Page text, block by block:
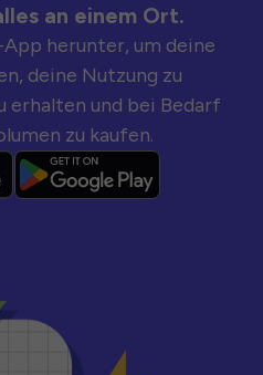
an einem Ort.
herunter, um deine
deine Nutzung zu
erhalten und bei Bedarf
zu kaufen.